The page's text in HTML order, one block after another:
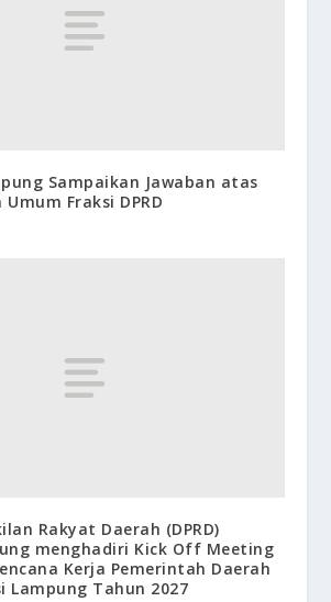
Sampaikan Jawaban atas
Fraksi DPRD
Rakyat Daerah (DPRD)
menghadiri Kick Off Meeting
Kerja Pemerintah Daerah
Lampung Tahun 2027